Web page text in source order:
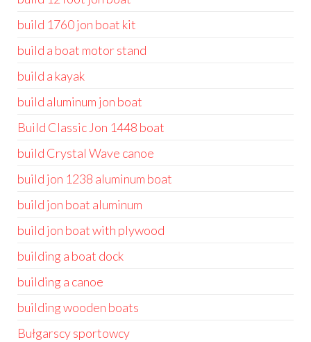
build 1760 jon boat kit
build a boat motor stand
build a kayak
build aluminum jon boat
Build Classic Jon 1448 boat
build Crystal Wave canoe
build jon 1238 aluminum boat
build jon boat aluminum
build jon boat with plywood
building a boat dock
building a canoe
building wooden boats
Bułgarscy sportowcy